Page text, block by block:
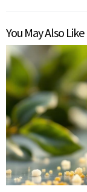
You May Also Like